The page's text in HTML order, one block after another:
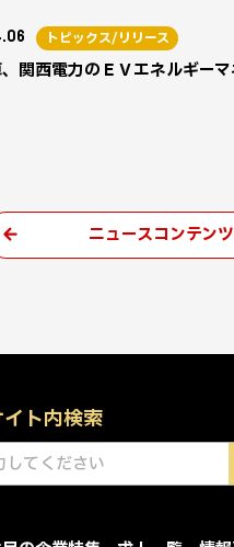
関西電力のＥＶエネルギー
トピックス/リリース
ニュースコンテン
ト内検索